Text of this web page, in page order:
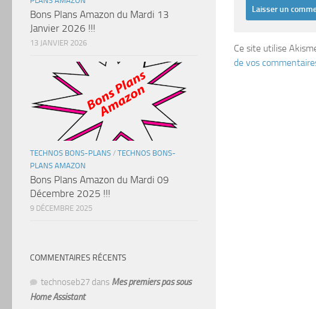
Ce site utilise
de vos
Bons Plans Amazon du Mardi 13
Janvier 2026 !!!
13 JANVIER 2026
TECHNOS BONS-PLANS / TECHNOS BONS-
PLANS AMAZON
Bons Plans Amazon du Mardi 09
Décembre 2025 !!!
9 DÉCEMBRE 2025
COMMENTAIRES RÉCENTS
technoseb27 dans Mes premiers pas sous
Home Assistant